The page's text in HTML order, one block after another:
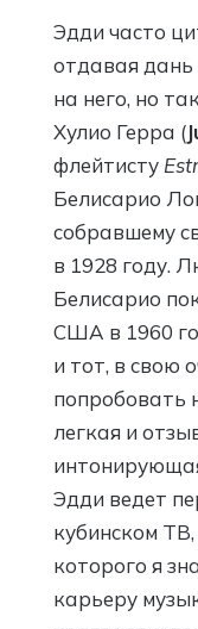
Эдди часто
отдавая дань
на него, но
Хулио Герра (
флейтисту
Белисарио
собравшему
в 1928 году.
Белисарио
США в 1960
и тот, в свою
попробовать
легкая и
Эдди ведет
кубинском
которого я
карьеру